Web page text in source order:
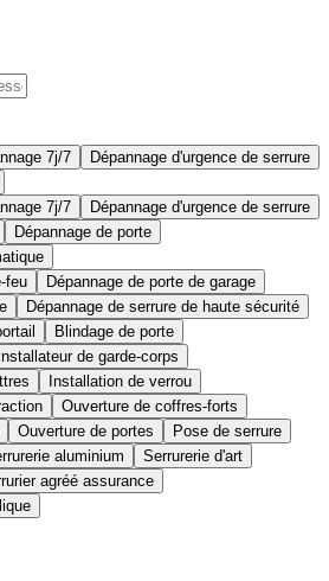
7j/7
Dépannage d'urgence de serrure
7j/7
Dépannage d'urgence de serrure
Dépannage de porte
feu
Dépannage de porte de garage
Dépannage de serrure de haute sécurité
Blindage de porte
Installateur de garde-corps
Installation de verrou
Ouverture de coffres-forts
Ouverture de portes
Pose de serrure
aluminium
Serrurerie d'art
agréé assurance